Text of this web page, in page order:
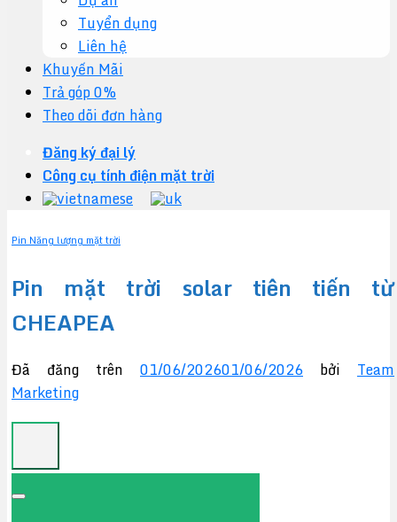
Tuyển dụng
Liên hệ
Khuyến Mãi
Trả góp 0%
Theo dõi đơn hàng
Đăng ký đại lý
Công cụ tính điện mặt trời
Pin Năng lượng mặt trời
Pin mặt trời solar tiên tiến từ
CHEAPEA
Đã đăng trên 01/06/202601/06/2026 bởi Team
Marketing